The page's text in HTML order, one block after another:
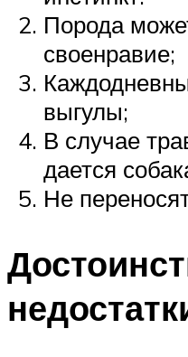
Порода
своенравие;
выгулы;
В случае
дается
Не